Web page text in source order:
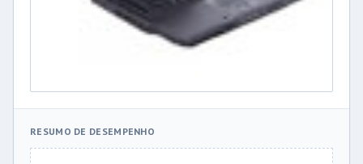
RESUMO DE DESEMPENHO